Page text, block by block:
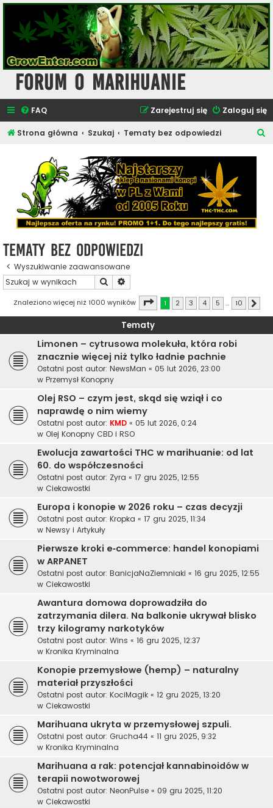
Forum o Marihuanie
FAQ Zaloguj się
Zarejestruj się
Strona główna Szukaj Tematy bez odpowiedzi
Tematy bez odpowiedzi
Wyszukiwanie zaawansowane
Szukaj
Znaleziono więcej niż 1000 wyników Strona1 10
1 2 3 4 5 … 10
Tematy
Limonen – cytrusowa molekuła, która robi
znacznie więcej niż tylko ładnie pachnie
Ostatni post autor: NewsMan « 05 lut 2026, 23:00
w Przemysł Konopny
Olej RSO – czym jest, skąd się wziął i co
naprawdę o nim wiemy
Ostatni post autor: KMD « 05 lut 2026, 0:24
w Olej Konopny CBD i RSO
Ewolucja zawartości THC w marihuanie: od lat
60. do współczesności
Ostatni post autor: Zyra « 17 gru 2025, 12:55
w Ciekawostki
Europa i konopie w 2026 roku – czas decyzji
Ostatni post autor: Kropka « 17 gru 2025, 11:34
w Newsy i Artykuły
Pierwsze kroki e‑commerce: handel konopiami
w ARPANET
Ostatni post autor: BanicjaNaZiemniaki « 16 gru 2025, 12:55
w Ciekawostki
Awantura domowa doprowadziła do
zatrzymania dilera. Na balkonie ukrywał blisko
trzy kilogramy narkotyków
Ostatni post autor: Wins « 16 gru 2025, 12:37
w Kronika Kryminalna
Konopie przemysłowe (hemp) – naturalny
materiał przyszłości
Ostatni post autor: KociMagik « 12 gru 2025, 13:20
w Ciekawostki
Marihuana ukryta w przemysłowej szpuli.
Ostatni post autor: Grucha44 « 11 gru 2025, 9:32
w Kronika Kryminalna
Marihuana a rak: potencjał kannabinoidów w
terapii nowotworowej
Ostatni post autor: NeonPulse « 09 gru 2025, 11:20
w Ciekawostki